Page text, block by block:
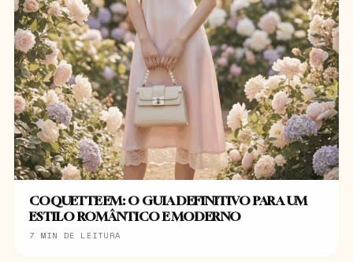
COQUETTE EM: O GUIA DEFINITIVO PARA UM
ESTILO ROMÂNTICO E MODERNO
7 MIN DE LEITURA